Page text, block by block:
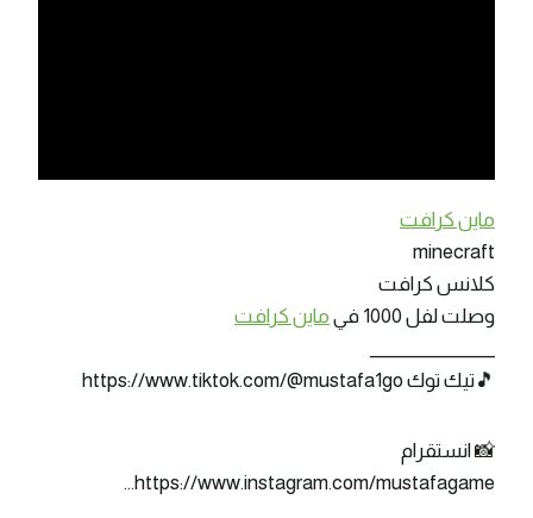
ماين كرافت
minecraft
كلانس كرافت
وصلت لفل 1000 في
ماين كرافت
🎵تيك توك https://www.tiktok.com/@mustafa1go
📸 انستقرام
https://www.instagram.com/mustafagame…